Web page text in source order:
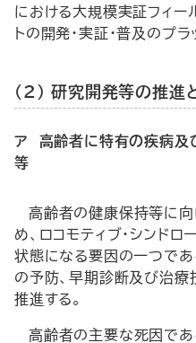
における大規模実証フィー
トの開発・実証・普及のプラ
（2） 研究開発等の推進
ア 高齢者に特有の疾病及
等
高齢者の健康保持等に
め、ロコモティブ・シンドロ
状態になる要因の一つであ
の予防、早期診断及び治
推進する。
高齢者の主要な死因であ